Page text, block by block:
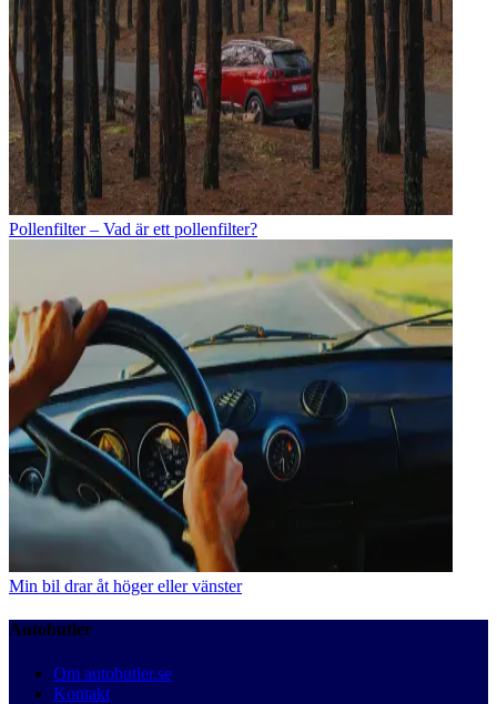
Pollenfilter – Vad är ett pollenfilter?
Min bil drar åt höger eller vänster
Autobutler
Om autobutler.se
Kontakt